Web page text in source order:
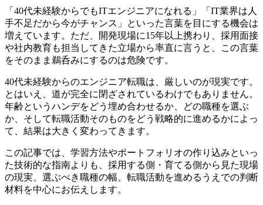
「40代未経験からでもITエンジニアになれる」「IT業界は人
手不足だから今がチャンス」といった言葉を目にする機会は
増えています。ただ、開発現場に15年以上携わり、採用面接
や社内教育も担当してきた立場から率直に言うと、この言葉
をそのまま鵜呑みにするのは危険です。
40代未経験からのエンジニア転職は、厳しいのが現実です。
とはいえ、道が完全に閉ざされているわけでもありません。
年齢というハンデをどう埋め合わせるか、どの職種を選ぶ
か、そして転職活動そのものをどう戦略的に進めるかによっ
て、結果は大きく変わってきます。
この記事では、学習方法やポートフォリオの作り込みといっ
た技術的な指南よりも、採用する側・育てる側から見た現場
の現実、選ぶべき職種の幅、転職活動を進めるうえでの判断
材料を中心にお伝えします。